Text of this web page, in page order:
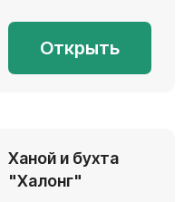
Открыть
Ханой и бухта
"Халонг"